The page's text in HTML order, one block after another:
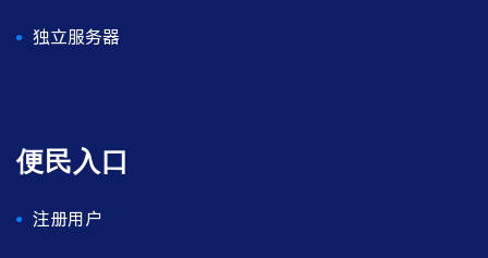
独立服务器
便民入口
注册用户